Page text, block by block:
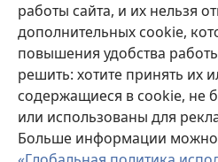
работы сайта, и их нельзя
дополнительных cookie,
повышения удобства
решить: хотите принять их
содержащиеся в cookie, не
или использованы для
Больше информации можно
новом
окне)
JW Hub®
(открывается
в
новом
окне)
JW Library ®
Watchtower Library